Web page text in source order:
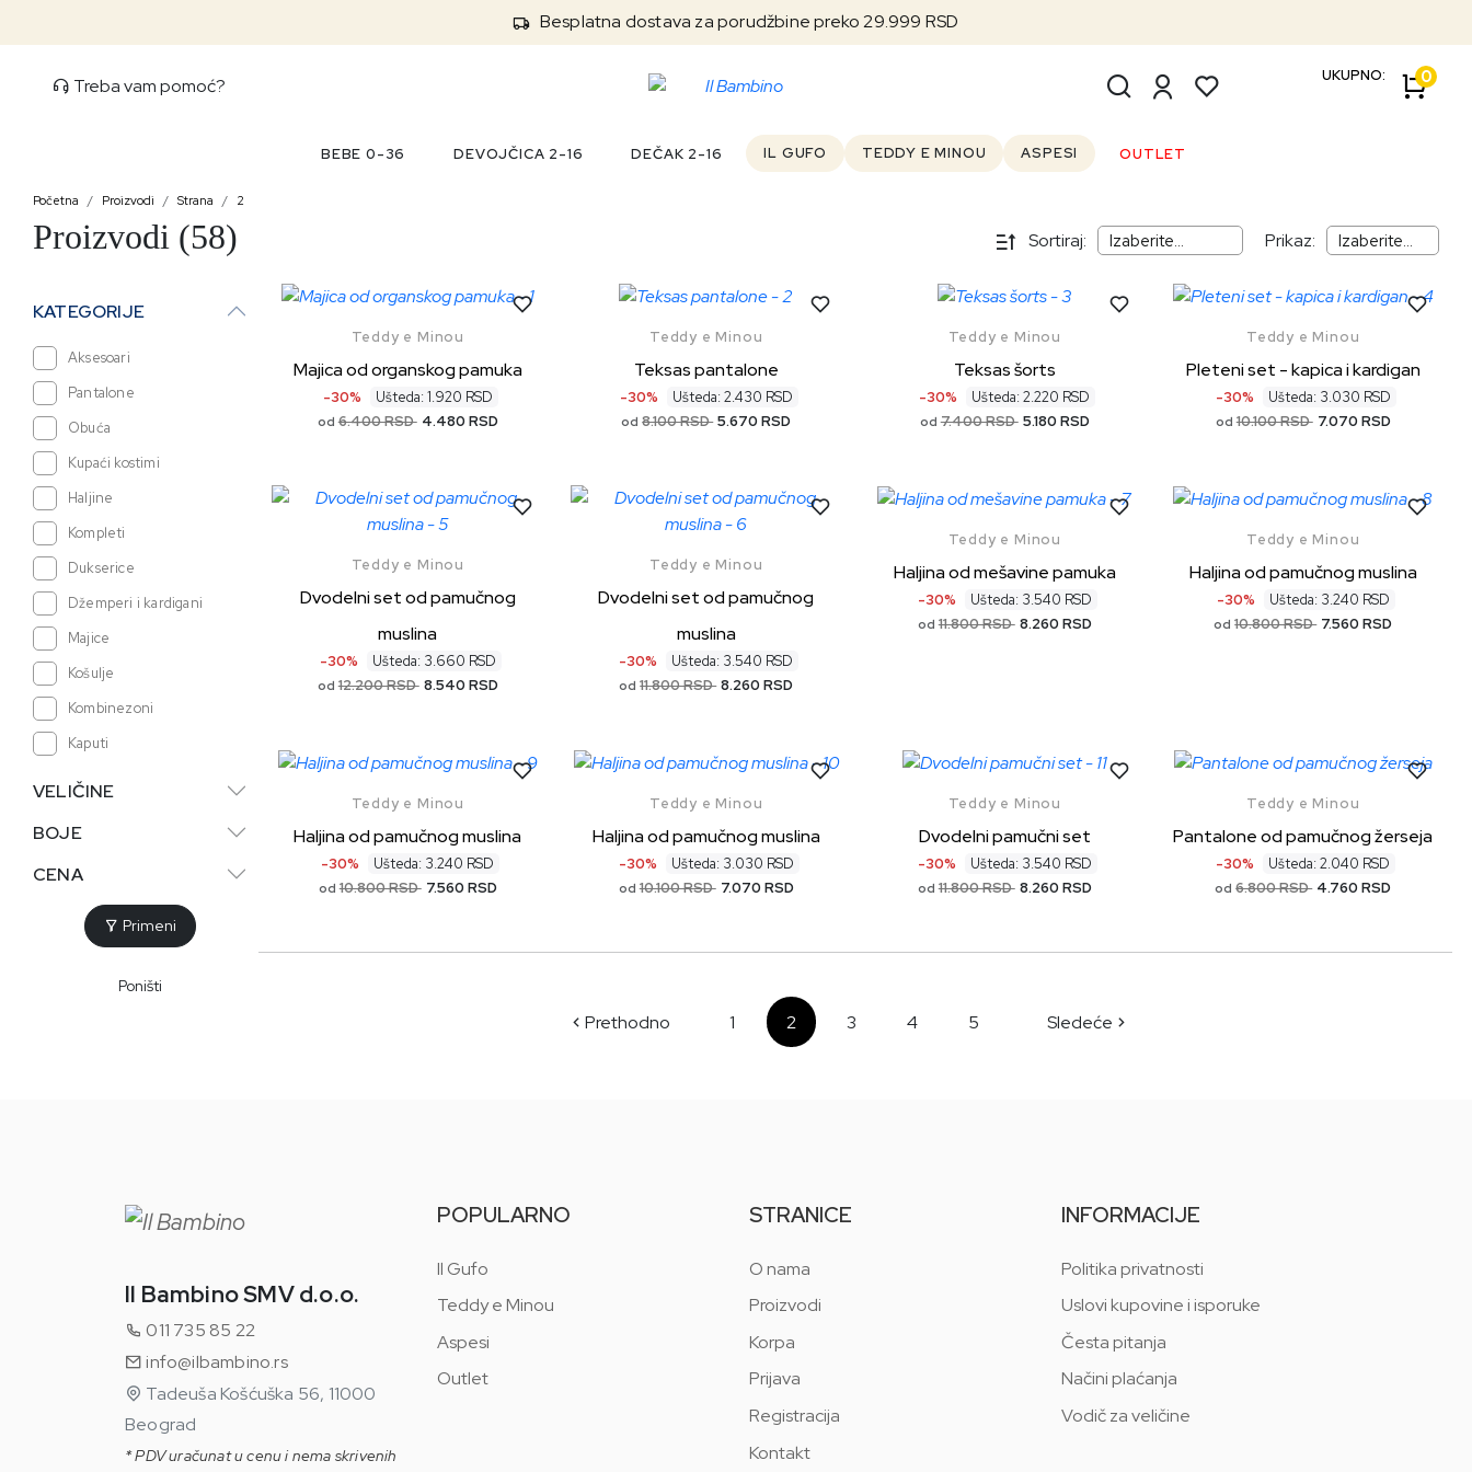
Besplatna dostava za porudžbine preko 29.999 RSD
Treba vam pomoć? 0
UKUPNO:
BEBE 0-36 DEVOJČICA 2-16 DEČAK 2-16 IL GUFO TEDDY E MINOU ASPESI OUTLET
Početna Proizvodi Strana 2
Proizvodi (58) Sortiraj: Prikaz:
KATEGORIJE
Aksesoari
Pantalone
Obuća
Kupaći kostimi
Haljine
Kompleti
Dukserice
Džemperi i kardigani
Majice
Košulje
Kombinezoni
Kaputi
Jakne
Sakoi
Bodići
Donji deo trenerke
Helanke
Zimske kape i šalovi
Hulahopke i čarape
Posteljine i prekrivači
VELIČINE
BOJE
CENA
Primeni
Poništi
Teddy e Minou
Majica od organskog pamuka
-30% Ušteda: 1.920 RSD
od 6.400 RSD 4.480 RSD
Teddy e Minou
Teksas pantalone
-30% Ušteda: 2.430 RSD
od 8.100 RSD 5.670 RSD
Teddy e Minou
Teksas šorts
-30% Ušteda: 2.220 RSD
od 7.400 RSD 5.180 RSD
Teddy e Minou
Pleteni set - kapica i kardigan
-30% Ušteda: 3.030 RSD
od 10.100 RSD 7.070 RSD
Teddy e Minou
Dvodelni set od pamučnog
muslina
-30% Ušteda: 3.660 RSD
od 12.200 RSD 8.540 RSD
Teddy e Minou
Dvodelni set od pamučnog
muslina
-30% Ušteda: 3.540 RSD
od 11.800 RSD 8.260 RSD
Teddy e Minou
Haljina od mešavine pamuka
-30% Ušteda: 3.540 RSD
od 11.800 RSD 8.260 RSD
Teddy e Minou
Haljina od pamučnog muslina
-30% Ušteda: 3.240 RSD
od 10.800 RSD 7.560 RSD
Teddy e Minou
Haljina od pamučnog muslina
-30% Ušteda: 3.240 RSD
od 10.800 RSD 7.560 RSD
Teddy e Minou
Haljina od pamučnog muslina
-30% Ušteda: 3.030 RSD
od 10.100 RSD 7.070 RSD
Teddy e Minou
Dvodelni pamučni set
-30% Ušteda: 3.540 RSD
od 11.800 RSD 8.260 RSD
Teddy e Minou
Pantalone od pamučnog žerseja
-30% Ušteda: 2.040 RSD
od 6.800 RSD 4.760 RSD
Prethodno 1 2 3 4 5 Sledeće
Il Bambino SMV d.o.o.
011 735 85 22
info@ilbambino.rs
Tadeuša Košćuška 56, 11000
Beograd
* PDV uračunat u cenu i nema skrivenih
POPULARNO
Il Gufo
Teddy e Minou
Aspesi
Outlet
STRANICE
O nama
Proizvodi
Korpa
Prijava
Registracija
Kontakt
INFORMACIJE
Politika privatnosti
Uslovi kupovine i isporuke
Česta pitanja
Načini plaćanja
Vodič za veličine